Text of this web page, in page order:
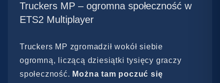
Truckers MP – ogromna społeczność w
ETS2 Multiplayer
Truckers MP zgromadził wokół siebie
ogromną, liczącą dziesiątki tysięcy graczy
społeczność. Można tam poczuć się